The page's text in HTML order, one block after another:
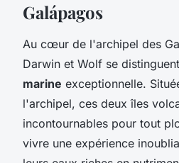
Galápagos
Au cœur de l'archipel des
Darwin et Wolf se
marine exceptionnelle.
l'archipel, ces deux îles
incontournables pour tout
vivre une expérience